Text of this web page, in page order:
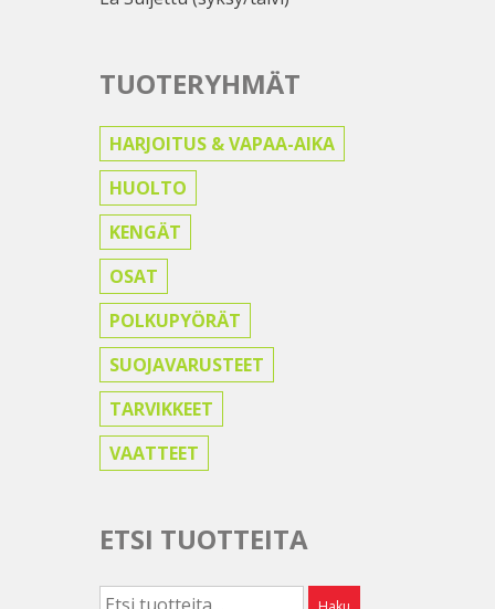
TUOTERYHMÄT
HARJOITUS & VAPAA-AIKA
HUOLTO
KENGÄT
OSAT
POLKUPYÖRÄT
SUOJAVARUSTEET
TARVIKKEET
VAATTEET
ETSI TUOTTEITA
Etsi: